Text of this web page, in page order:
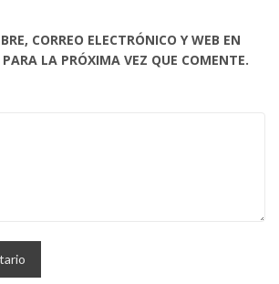
CORREO ELECTRÓNICO Y WEB EN
LA PRÓXIMA VEZ QUE COMENTE.